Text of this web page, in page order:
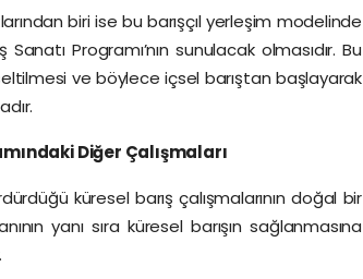
biri ise bu barışçıl yerleşim modelinde
Programı’nın sunulacak olmasıdır. Bu
ve böylece içsel barıştan başlayarak
Diğer Çalışmaları
küresel barış çalışmalarının doğal bir
yanı sıra küresel barışın sağlanmasına